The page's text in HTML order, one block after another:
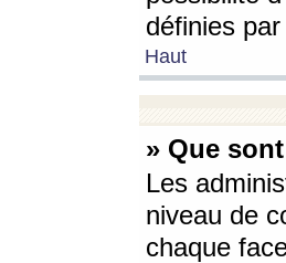
définies
Haut
» Que
Les
niveau de
chaque